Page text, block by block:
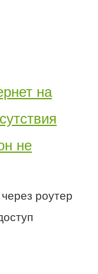
на
не
роутер